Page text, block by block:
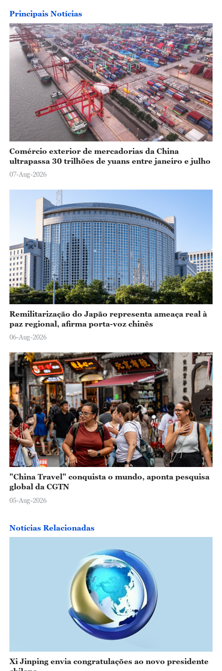
Principais Notícias
Comércio exterior de mercadorias da China
ultrapassa 30 trilhões de yuans entre janeiro e julho
07-Aug-2026
Remilitarização do Japão representa ameaça real à
paz regional, afirma porta-voz chinês
06-Aug-2026
"China Travel" conquista o mundo, aponta pesquisa
global da CGTN
05-Aug-2026
Notícias Relacionadas
Xi Jinping envia congratulações ao novo presidente